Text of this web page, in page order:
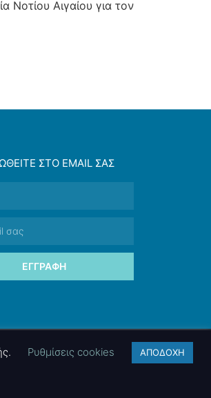
Νοτίου Αιγαίου για τον
ΣΤΟ EMAIL ΣΑΣ
ΕΓΓΡΑΦΉ
Ρυθμίσεις cookies ΑΠΟΔΟΧΗ